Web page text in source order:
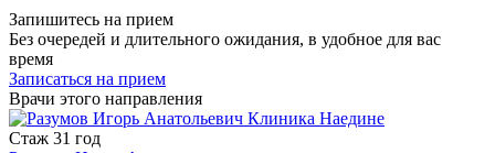
Запишитесь на прием
Без очередей и длительного ожидания, в удобное для вас
время
Записаться на прием
Врачи этого направления
Стаж 31 год